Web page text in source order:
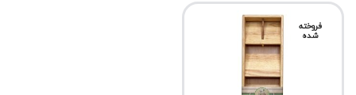
فروخته
شده